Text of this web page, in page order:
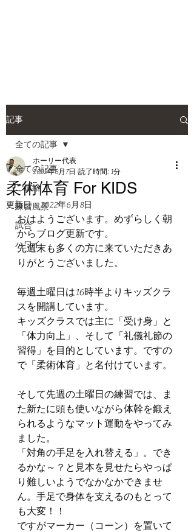
記事
全ての記事
ご連絡
練習風景
試合
ハワイ
全ての記事
柔術体育 For KIDS
ホーリー代表
2022年6月7日 読了時間: 1分
更新日：2022年6月8日
おはようございます。めずらしく朝
からブログ更新です。
先週末も多くの方に来ていただきあ
りがとうございました。
毎週土曜日は16時半よりキッズクラ
スを開講しています。
キッズクラスでは主に「受け身」と
「体力向上」、そして「礼儀礼節の
習得」を目的としています。ですの
で「柔術体育」と名付けています。
そして先週の土曜日の練習では、ま
た新たに頭も使いながら体幹を鍛え
られるようなマット運動をやってみ
ました。
「対角の手足を入れ替える」。でき
るかな～？と見本を見せたらやっぱ
り難しいようでなかなかできませ
ん。手足で身体を支えるのもとって
も大変！！
ですがマーカー（コーン）を置いて